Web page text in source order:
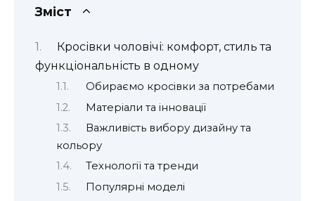
Зміст
Кросівки чоловічі: комфорт, стиль та
функціональність в одному
Обираємо кросівки за потребами
Матеріали та інновації
Важливість вибору дизайну та
кольору
Технології та тренди
Популярні моделі